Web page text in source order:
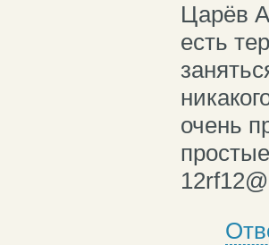
Царёв
есть
очень